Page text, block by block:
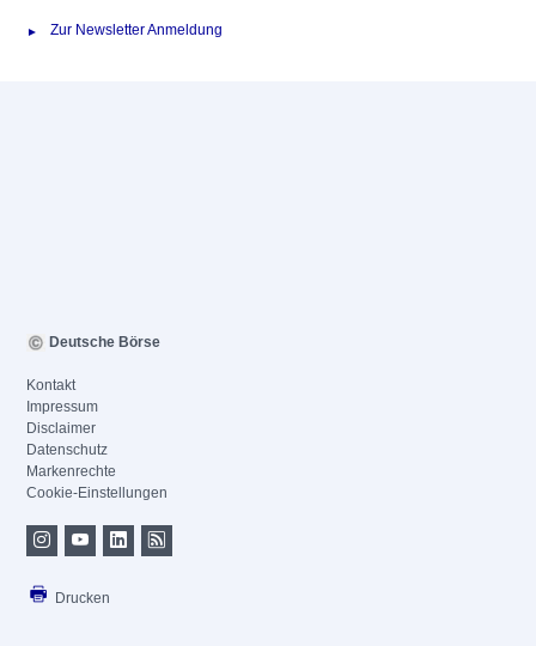
Zur Newsletter Anmeldung
Deutsche Börse
Kontakt
Impressum
Disclaimer
Datenschutz
Markenrechte
Cookie-Einstellungen
Drucken